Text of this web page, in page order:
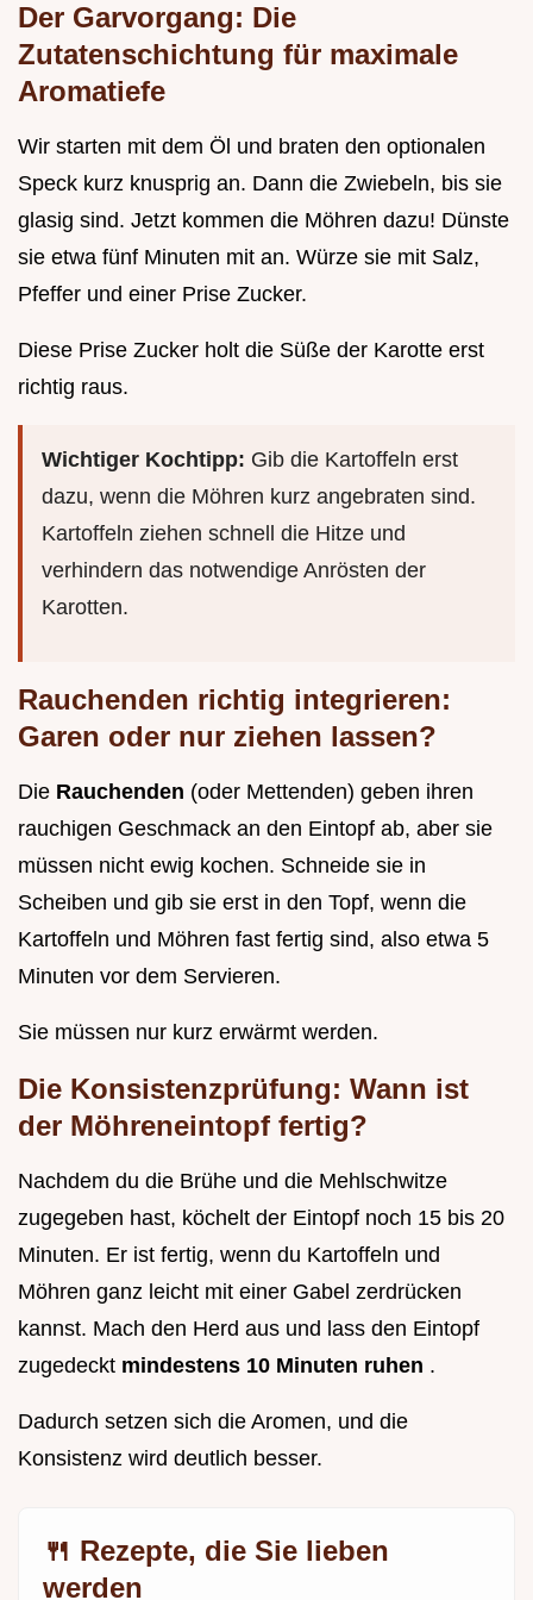
Der Garvorgang: Die
Zutatenschichtung für maximale
Aromatiefe
Wir starten mit dem Öl und braten den optionalen
Speck kurz knusprig an. Dann die Zwiebeln, bis sie
glasig sind. Jetzt kommen die Möhren dazu! Dünste
sie etwa fünf Minuten mit an. Würze sie mit Salz,
Pfeffer und einer Prise Zucker.
Diese Prise Zucker holt die Süße der Karotte erst
richtig raus.
Wichtiger Kochtipp: Gib die Kartoffeln erst
dazu, wenn die Möhren kurz angebraten sind.
Kartoffeln ziehen schnell die Hitze und
verhindern das notwendige Anrösten der
Karotten.
Rauchenden richtig integrieren:
Garen oder nur ziehen lassen?
Die Rauchenden (oder Mettenden) geben ihren
rauchigen Geschmack an den Eintopf ab, aber sie
müssen nicht ewig kochen. Schneide sie in
Scheiben und gib sie erst in den Topf, wenn die
Kartoffeln und Möhren fast fertig sind, also etwa 5
Minuten vor dem Servieren.
Sie müssen nur kurz erwärmt werden.
Die Konsistenzprüfung: Wann ist
der Möhreneintopf fertig?
Nachdem du die Brühe und die Mehlschwitze
zugegeben hast, köchelt der Eintopf noch 15 bis 20
Minuten. Er ist fertig, wenn du Kartoffeln und
Möhren ganz leicht mit einer Gabel zerdrücken
kannst. Mach den Herd aus und lass den Eintopf
zugedeckt mindestens 10 Minuten ruhen .
Dadurch setzen sich die Aromen, und die
Konsistenz wird deutlich besser.
🍴 Rezepte, die Sie lieben
werden